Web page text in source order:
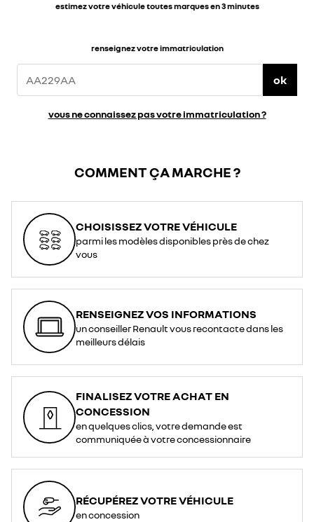
estimez votre véhicule toutes marques en 3 minutes
renseignez votre immatriculation
ok
vous ne connaissez pas votre immatriculation ?
COMMENT ÇA MARCHE ?
CHOISISSEZ VOTRE VÉHICULE
parmi les modèles disponibles près de chez
vous
RENSEIGNEZ VOS INFORMATIONS
un conseiller Renault vous recontacte dans les
meilleurs délais
FINALISEZ VOTRE ACHAT EN
CONCESSION
en quelques clics, votre demande est
communiquée à votre concessionnaire
RÉCUPÉREZ VOTRE VÉHICULE
en concession